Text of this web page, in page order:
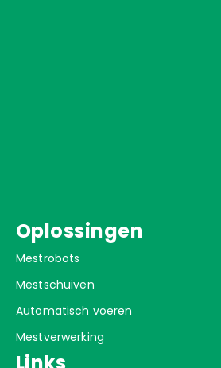
Oplossingen
Mestrobots
Mestschuiven
Automatisch voeren
Mestverwerking
Links